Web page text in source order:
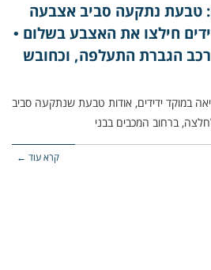
טבעת נתקעה סביב אצבעה
חילצו את האצבע בשלום •
הגברת התעלפה, וכחובש
במוקד ידידים, אודות טבעת שנתקעה סביב
ברחוב המכבים בבני
קרא עוד ←